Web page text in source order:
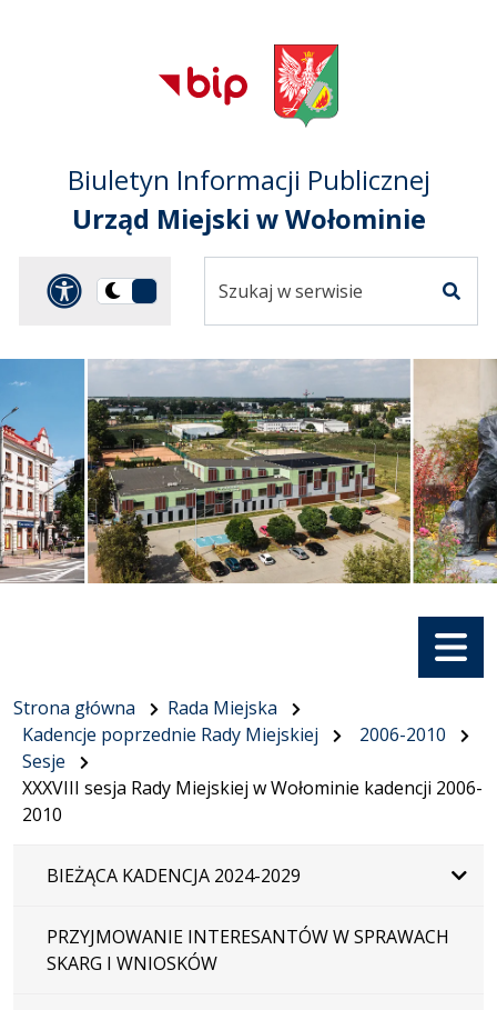
Przejdź do
głównego menu
Przejdź do treści
Przejdź do mapy
serwisu
Biuletyn Informacji Publicznej
Urząd Miejski w Wołominie
Panel dostosowania
Przełącz
ciemną
serwisie
Menu
Strona główna
Rada Miejska
Kadencje poprzednie Rady Miejskiej
2006-2010
Sesje
XXXVIII sesja Rady Miejskiej w Wołominie kadencji 2006-
2010
BIEŻĄCA KADENCJA 2024-2029
PRZYJMOWANIE INTERESANTÓW W SPRAWACH
SKARG I WNIOSKÓW